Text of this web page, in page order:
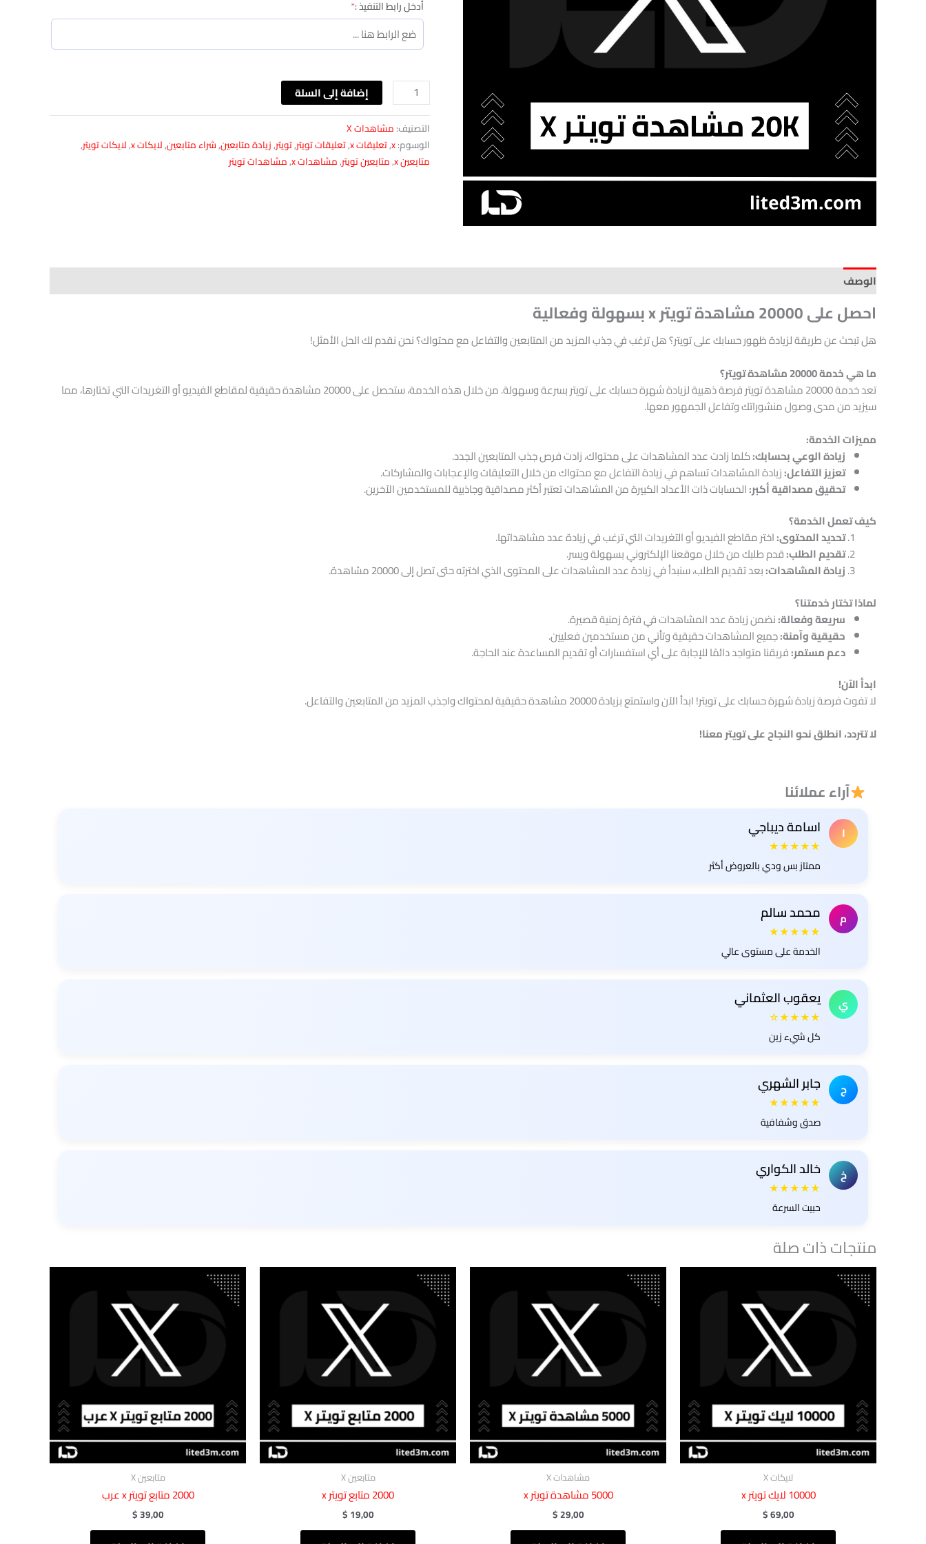
أدخل رابط التنفيذ :*
إضافة إلى السلة
التصنيف:مشاهدات X
الوسوم:x
,تعليقات x ,تعليقات تويتر,تويتر,زيادة متابعين,شراء متابعين,لايكات x ,لايكات تويتر,
متابعين x ,متابعين تويتر,مشاهدات x ,مشاهدات تويتر
الوصف
احصل على 20000 مشاهدة تويتر x بسهولة وفعالية
هل تبحث عن طريقة لزيادة ظهور حسابك على تويتر؟ هل ترغب في جذب المزيد من المتابعين والتفاعل مع محتواك؟ نحن نقدم لك الحل الأمثل!
ما هي خدمة 20000 مشاهدة تويتر؟
تعد خدمة 20000 مشاهدة تويتر فرصة ذهبية لزيادة شهرة حسابك على تويتر بسرعة وسهولة. من خلال هذه الخدمة، ستحصل على 20000 مشاهدة حقيقية لمقاطع الفيديو أو التغريدات التي تختارها، مما
سيزيد من مدى وصول منشوراتك وتفاعل الجمهور معها.
مميزات الخدمة:
زيادة الوعي بحسابك:كلما زادت عدد المشاهدات على محتواك، زادت فرص جذب المتابعين الجدد.
تعزيز التفاعل:زيادة المشاهدات تساهم في زيادة التفاعل مع محتواك من خلال التعليقات والإعجابات والمشاركات.
تحقيق مصداقية أكبر:الحسابات ذات الأعداد الكبيرة من المشاهدات تعتبر أكثر مصداقية وجاذبية للمستخدمين الآخرين.
كيف تعمل الخدمة؟
تحديد المحتوى:اختر مقاطع الفيديو أو التغريدات التي ترغب في زيادة عدد مشاهداتها.
تقديم الطلب:قدم طلبك من خلال موقعنا الإلكتروني بسهولة ويسر.
زيادة المشاهدات:بعد تقديم الطلب، سنبدأ في زيادة عدد المشاهدات على المحتوى الذي اخترته حتى تصل إلى 20000 مشاهدة.
لماذا تختار خدمتنا؟
سريعة وفعالة:نضمن زيادة عدد المشاهدات في فترة زمنية قصيرة.
حقيقية وآمنة:جميع المشاهدات حقيقية وتأتي من مستخدمين فعليين.
دعم مستمر:فريقنا متواجد دائمًا للإجابة على أي استفسارات أو تقديم المساعدة عند الحاجة.
ابدأ الآن!
لا تفوت فرصة زيادة شهرة حسابك على تويتر! ابدأ الآن واستمتع بزيادة 20000 مشاهدة حقيقية لمحتواك واجذب المزيد من المتابعين والتفاعل.
لا تتردد، انطلق نحو النجاح على تويتر معنا!
آراء عملائنا
ا اسامة ديباجي
★★★★★
ممتاز بس ودي بالعروض أكثر
م محمد سالم
★★★★★
الخدمة على مستوى عالي
ي يعقوب العثماني
★★★★☆
كل شيء زين
ج جابر الشهري
★★★★★
صدق وشفافية
خ خالد الكواري
★★★★★
حبيت السرعة
منتجات ذات صلة
لايكات X
‎‏‏‎10000 لايك تويتر x
$69,00
مشاهدات X
5000 مشاهدة تويتر x
$29,00
متابعين X
2000 متابع تويتر x
$19,00
متابعين X
2000 متابع تويتر x عرب
$39,00